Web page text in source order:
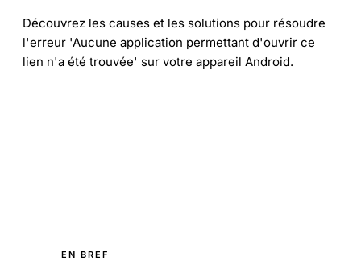
Découvrez les causes et les solutions pour résoudre
l'erreur 'Aucune application permettant d'ouvrir ce
lien n'a été trouvée' sur votre appareil Android.
EN BREF